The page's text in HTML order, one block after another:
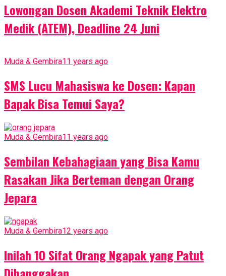
Lowongan Dosen Akademi Teknik Elektro
Medik (ATEM), Deadline 24 Juni
Muda & Gembira11 years ago
SMS Lucu Mahasiswa ke Dosen: Kapan
Bapak Bisa Temui Saya?
Muda & Gembira11 years ago
Sembilan Kebahagiaan yang Bisa Kamu
Rasakan Jika Berteman dengan Orang
Jepara
Muda & Gembira12 years ago
Inilah 10 Sifat Orang Ngapak yang Patut